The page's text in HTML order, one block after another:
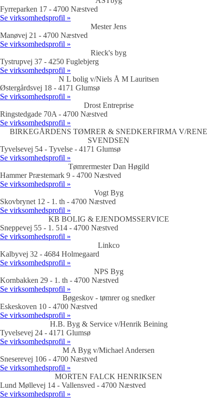
Fyrreparken 17 - 4700 Næstved
Se virksomhedsprofil »
Mester Jens
Manøvej 21 - 4700 Næstved
Se virksomhedsprofil »
Rieck's byg
Tystrupvej 37 - 4250 Fuglebjerg
Se virksomhedsprofil »
N L bolig v/Niels Å M Lauritsen
Østergårdsvej 18 - 4171 Glumsø
Se virksomhedsprofil »
Drost Entreprise
Ringstedgade 70A - 4700 Næstved
Se virksomhedsprofil »
BIRKEGÅRDENS TØMRER & SNEDKERFIRMA V/RENE
SVENDSEN
Tyvelsevej 54 - Tyvelse - 4171 Glumsø
Se virksomhedsprofil »
Tømrermester Dan Høgild
Hammer Præstemark 9 - 4700 Næstved
Se virksomhedsprofil »
Vogt Byg
Skovbrynet 12 - 1. th - 4700 Næstved
Se virksomhedsprofil »
KB BOLIG & EJENDOMSSERVICE
Sneppevej 55 - 1. 514 - 4700 Næstved
Se virksomhedsprofil »
Linkco
Kalbyvej 32 - 4684 Holmegaard
Se virksomhedsprofil »
NPS Byg
Kornbakken 29 - 1. th - 4700 Næstved
Se virksomhedsprofil »
Bøgeskov - tømrer og snedker
Eskeskoven 10 - 4700 Næstved
Se virksomhedsprofil »
H.B. Byg & Service v/Henrik Beining
Tyvelsevej 24 - 4171 Glumsø
Se virksomhedsprofil »
M A Byg v/Michael Andersen
Sneserevej 106 - 4700 Næstved
Se virksomhedsprofil »
MORTEN FALCK HENRIKSEN
Lund Møllevej 14 - Vallensved - 4700 Næstved
Se virksomhedsprofil »